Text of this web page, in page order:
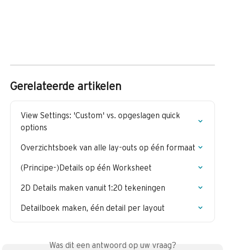
Gerelateerde artikelen
View Settings: 'Custom' vs. opgeslagen quick
options
Overzichtsboek van alle lay-outs op één formaat
(Principe-)Details op één Worksheet
2D Details maken vanuit 1:20 tekeningen
Detailboek maken, één detail per layout
Was dit een antwoord op uw vraag?